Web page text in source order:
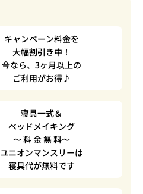
キャンペーン料金を
大幅割引き中！
今なら、3ヶ月以上の
ご利用がお得♪
寝具一式＆
ベッドメイキング
〜 料 金 無 料〜
ユニオンマンスリーは
寝具代が無料です